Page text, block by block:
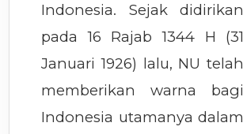
Indonesia. Sejak didirikan
pada 16 Rajab 1344 H (31
Januari 1926) lalu, NU telah
memberikan warna bagi
Indonesia utamanya dalam